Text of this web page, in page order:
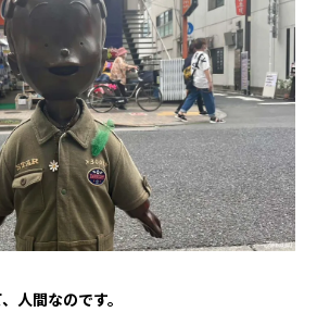
人間なのです。